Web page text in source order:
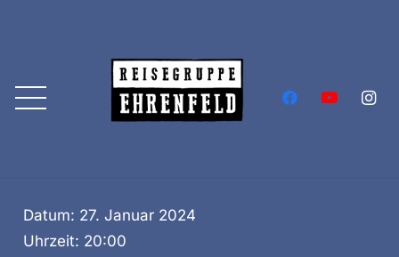
Datum: 27. Januar 2024
Uhrzeit: 20:00